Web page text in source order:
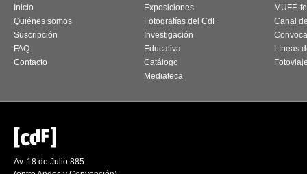
Inicio
Quiénes somos
Suscripción
FAQ
Contacto
Exposiciones
Fotografías del CdF
Investigación
Educativa
Catálogo
Mediateca
MUFF,
Canal
Líneas
Av. 18 de Julio 885